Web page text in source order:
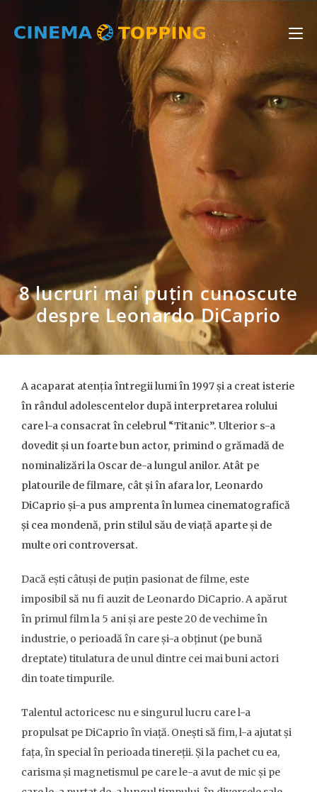
8 lucruri mai puțin cunoscute
despre Leonardo DiCaprio
A acaparat atenția întregii lumi în 1997 și a creat isterie
în rândul adolescentelor după interpretarea rolului
care l-a consacrat în celebrul “Titanic”. Ulterior s-a
dovedit și un foarte bun actor, primind o grămadă de
nominalizări la Oscar de-a lungul anilor. Atât pe
platourile de filmare, cât și în afara lor, Leonardo
DiCaprio și-a pus amprenta în lumea cinematografică
și cea mondenă, prin stilul său de viață aparte și de
multe ori controversat.
Dacă ești câtuși de puțin pasionat de filme, este
imposibil să nu fi auzit de Leonardo DiCaprio. A apărut
în primul film la 5 ani și are peste 20 de vechime în
industrie, o perioadă în care și-a obținut (pe bună
dreptate) titulatura de unul dintre cei mai buni actori
din toate timpurile.
Talentul actoricesc nu e singurul lucru care l-a
propulsat pe DiCaprio în viață. Onești să fim, l-a ajutat și
fața, în special în perioada tinereții. Și la pachet cu ea,
carisma și magnetismul pe care le-a avut de mic și pe